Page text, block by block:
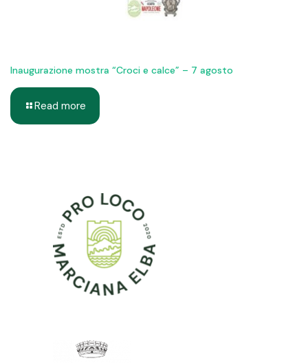
Inaugurazione mostra “Croci e calce” – 7 agosto
Read more